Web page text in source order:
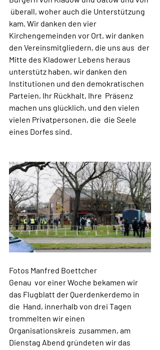
überall, woher auch die Unterstützung
kam. Wir danken den vier
Kirchengemeinden vor Ort, wir danken
den Vereinsmitgliedern, die uns aus  der
Mitte des Kladower Lebens heraus
unterstütz haben, wir danken den
Institutionen und den demokratischen
Parteien, Ihr Rückhalt, Ihre  Präsenz
machen uns glücklich, und den vielen
vielen Privatpersonen, die  die Seele
eines Dorfes sind.
Fotos Manfred Boettcher
Genau  vor einer Woche bekamen wir
das Flugblatt der Querdenkerdemo in
die  Hand, innerhalb von drei Tagen
trommelten wir einen
Organisationskreis  zusammen, am
Dienstag Abend gründeten wir das